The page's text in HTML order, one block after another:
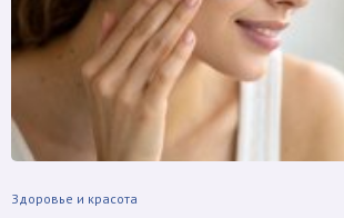
Здоровье и красота